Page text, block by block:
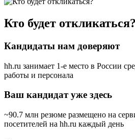
Кто будет откликаться?
Кандидаты нам доверяют
hh.ru занимает 1-е место в России
работы и персонала
Ваш кандидат уже здесь
~90.7 млн резюме размещено на
посетителей на hh.ru каждый день